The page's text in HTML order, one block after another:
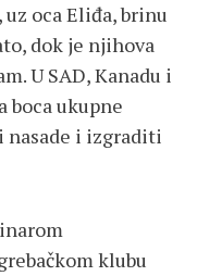
oca Eliđa, brinu
dok je njihova
U SAD, Kanadu i
boca ukupne
nasade i izgraditi
klubu